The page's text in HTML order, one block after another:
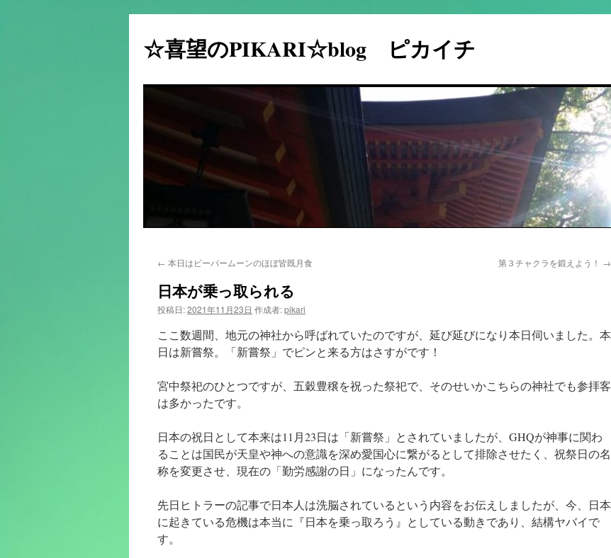
☆喜望のPIKARI☆blog ピカイチ
← 本日はビーバームーンのほぼ皆既月食 第３チャクラを鍛えよう！ →
日本が乗っ取られる
投稿日:2021年11月23日 作成者:pikari
ここ数週間、地元の神社から呼ばれていたのですが、延び延びになり本日伺いました。本
日は新嘗祭。「新嘗祭」でピンと来る方はさすがです！
宮中祭祀のひとつですが、五穀豊穣を祝った祭祀で、そのせいかこちらの神社でも参拝客
は多かったです。
日本の祝日として本来は11月23日は「新嘗祭」とされていましたが、GHQが神事に関わ
ることは国民が天皇や神への意識を深め愛国心に繋がるとして排除させたく、祝祭日の名
称を変更させ、現在の「勤労感謝の日」になったんです。
先日ヒトラーの記事で日本人は洗脳されているという内容をお伝えしましたが、今、日本
に起きている危機は本当に『日本を乗っ取ろう』としている動きであり、結構ヤバイで
す。